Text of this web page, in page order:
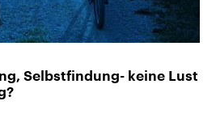
Selbstfindung- keine Lust